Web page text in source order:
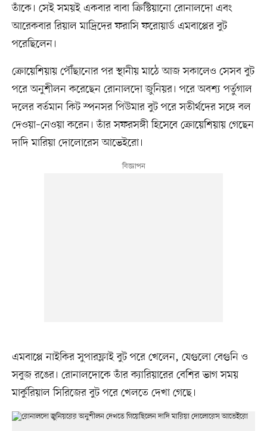
তাঁকে। সেই সময়ই একবার বাবা ক্রিস্টিয়ানো রোনালদো এবং
আরেকবার রিয়াল মাদ্রিদের ফরাসি ফরোয়ার্ড এমবাপ্পের বুট
পরেছিলেন।
ক্রোয়েশিয়ায় পৌঁছানোর পর স্থানীয় মাঠে আজ সকালেও সেসব বুট
পরে অনুশীলন করেছেন রোনালদো জুনিয়র। পরে অবশ্য পর্তুগাল
দলের বর্তমান কিট স্পনসর পিউমার বুট পরে সতীর্থদের সঙ্গে বল
দেওয়া–নেওয়া করেন। তাঁর সফরসঙ্গী হিসেবে ক্রোয়েশিয়ায় গেছেন
দাদি মারিয়া দোলোরেস আভেইরো।
এমবাপ্পে নাইকির সুপারফ্লাই বুট পরে খেলেন, যেগুলো বেগুনি ও
সবুজ রঙের। রোনালদোকে তাঁর ক্যারিয়ারের বেশির ভাগ সময়
মার্কুরিয়াল সিরিজের বুট পরে খেলতে দেখা গেছে।